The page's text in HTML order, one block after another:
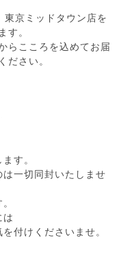
京ミッドタウン店を
す。
らこころを込めてお届
ださい。
す。
一切同封いたしませ
は
付けくださいませ。